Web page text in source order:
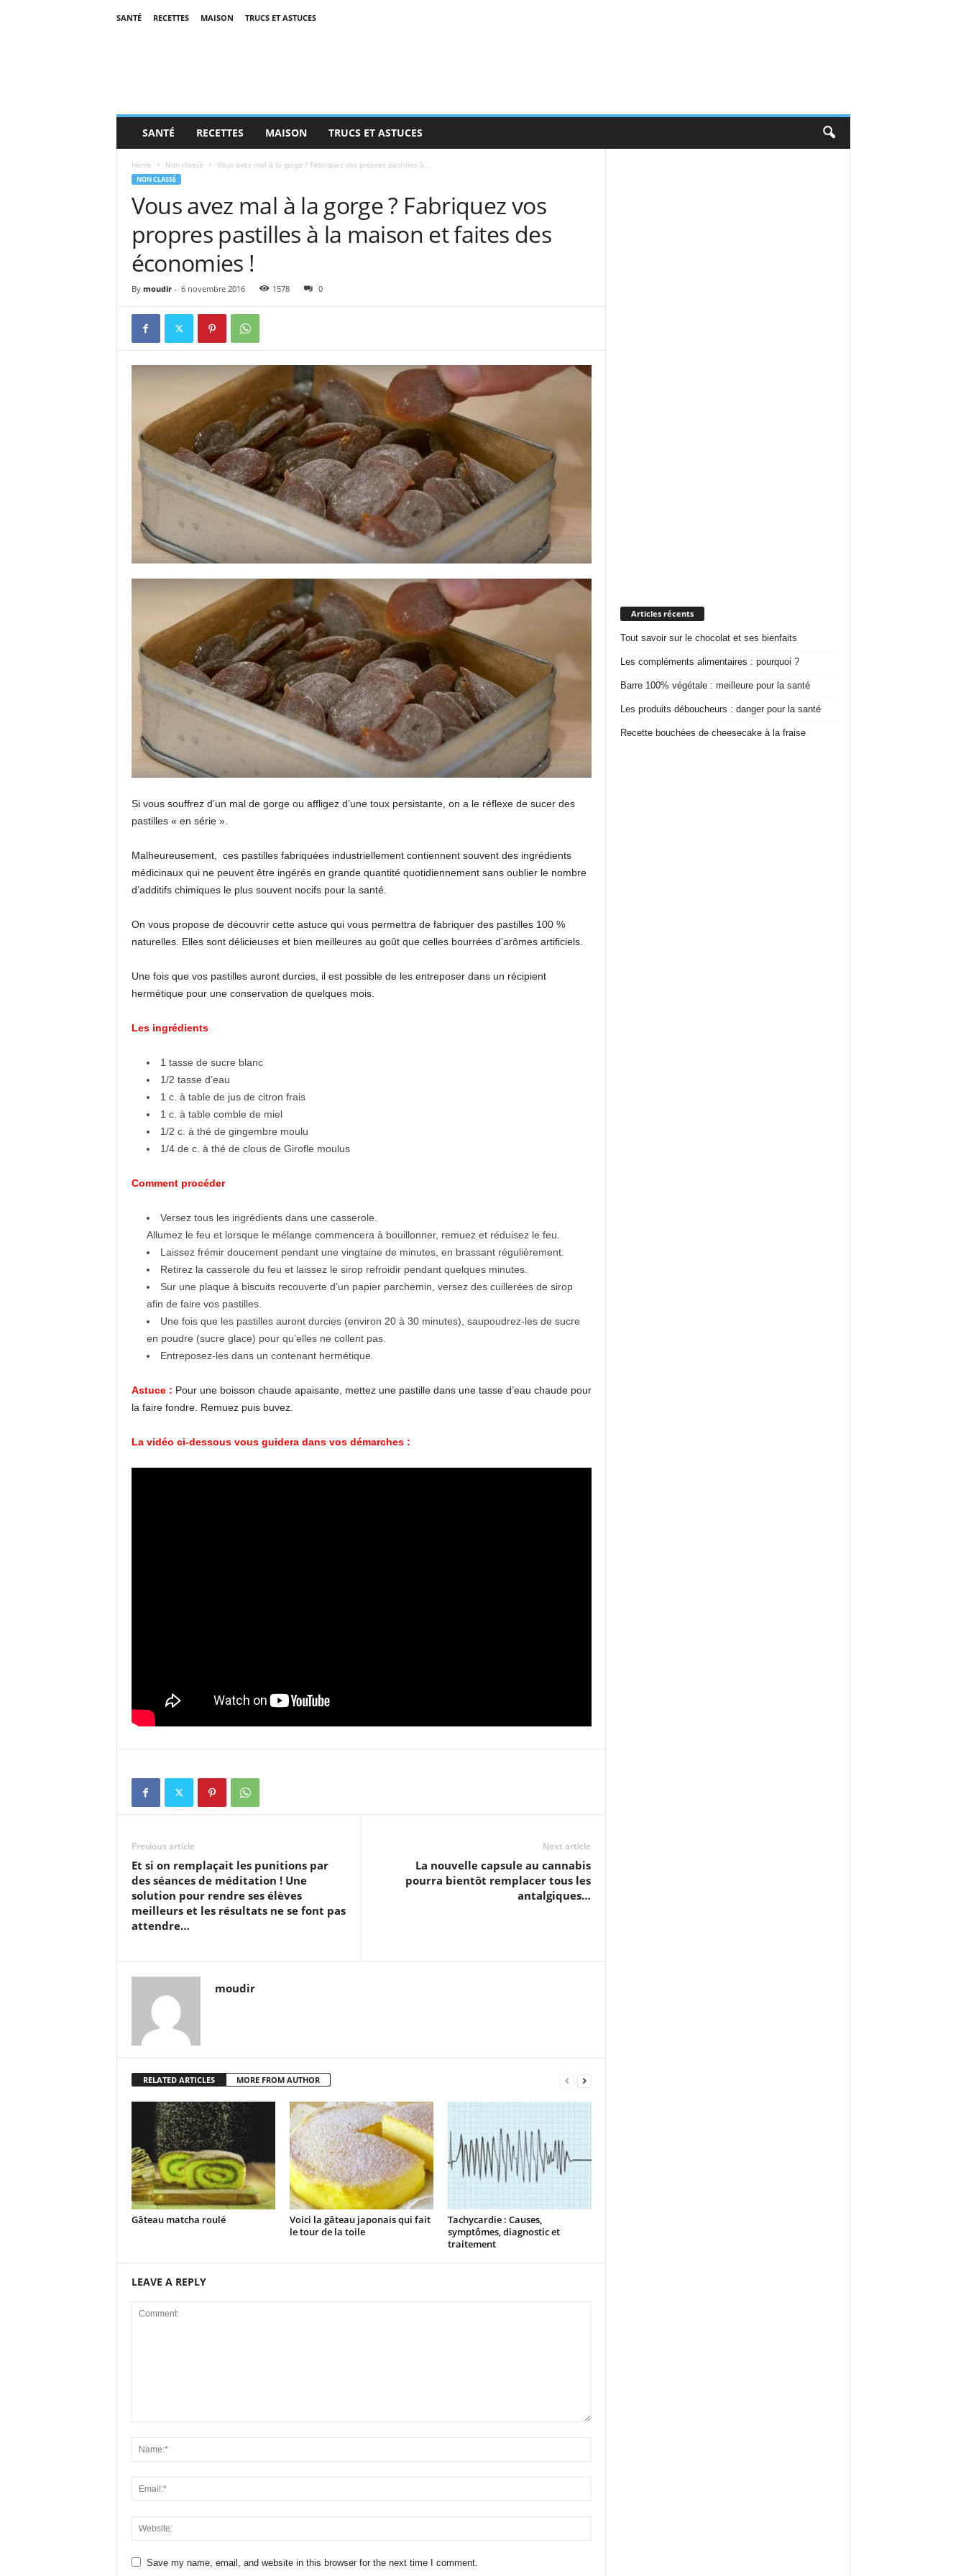
SANTÉ RECETTES MAISON TRUCS ET ASTUCES
SANTÉ RECETTES MAISON TRUCS ET ASTUCES
Home Non classé Vous avez mal à la gorge ? Fabriquez vos propres pastilles à...
NON CLASSÉ
Vous avez mal à la gorge ? Fabriquez vos
propres pastilles à la maison et faites des
économies !
By moudir- 6 novembre 2016 1578 0
Si vous souffrez d’un mal de gorge ou affligez d’une toux persistante, on a le réflexe de sucer des
pastilles « en série ».
Malheureusement, ces pastilles fabriquées industriellement contiennent souvent des ingrédients
médicinaux qui ne peuvent être ingérés en grande quantité quotidiennement sans oublier le nombre
d’additifs chimiques le plus souvent nocifs pour la santé.
On vous propose de découvrir cette astuce qui vous permettra de fabriquer des pastilles 100 %
naturelles. Elles sont délicieuses et bien meilleures au goût que celles bourrées d’arômes artificiels.
Une fois que vos pastilles auront durcies, il est possible de les entreposer dans un récipient
hermétique pour une conservation de quelques mois.
Les ingrédients
1 tasse de sucre blanc
1/2 tasse d’eau
1 c. à table de jus de citron frais
1 c. à table comble de miel
1/2 c. à thé de gingembre moulu
1/4 de c. à thé de clous de Girofle moulus
Comment procéder
Versez tous les ingrédients dans une casserole.
Allumez le feu et lorsque le mélange commencera à bouillonner, remuez et réduisez le feu.
Laissez frémir doucement pendant une vingtaine de minutes, en brassant régulièrement.
Retirez la casserole du feu et laissez le sirop refroidir pendant quelques minutes.
Sur une plaque à biscuits recouverte d’un papier parchemin, versez des cuillerées de sirop
afin de faire vos pastilles.
Une fois que les pastilles auront durcies (environ 20 à 30 minutes), saupoudrez-les de sucre
en poudre (sucre glace) pour qu’elles ne collent pas.
Entreposez-les dans un contenant hermétique.
Astuce : Pour une boisson chaude apaisante, mettez une pastille dans une tasse d’eau chaude pour
la faire fondre. Remuez puis buvez.
La vidéo ci-dessous vous guidera dans vos démarches :
Previous article
Et si on remplaçait les punitions par
des séances de méditation ! Une
solution pour rendre ses élèves
meilleurs et les résultats ne se font pas
attendre…
Next article
La nouvelle capsule au cannabis
pourra bientôt remplacer tous les
antalgiques…
moudir
RELATED ARTICLES MORE FROM AUTHOR
Gâteau matcha roulé
Voici la gâteau japonais qui fait
le tour de la toile
Tachycardie : Causes,
symptômes, diagnostic et
traitement
LEAVE A REPLY
Save my name, email, and website in this browser for the next time I comment.
Articles récents
Tout savoir sur le chocolat et ses bienfaits
Les compléments alimentaires : pourquoi ?
Barre 100% végétale : meilleure pour la santé
Les produits déboucheurs : danger pour la santé
Recette bouchées de cheesecake à la fraise